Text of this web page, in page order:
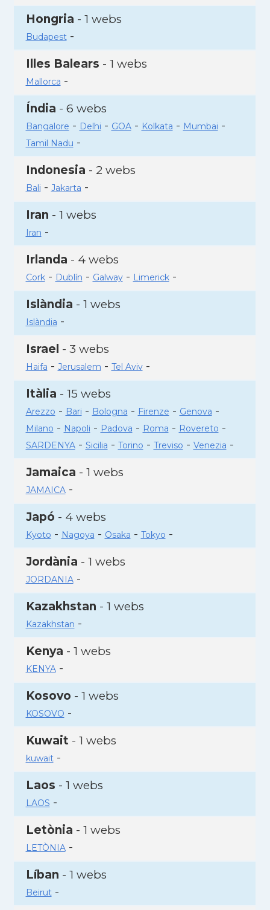
Hongria - 1 webs
Budapest-
Illes Balears - 1 webs
Mallorca -
Índia - 6 webs
Bangalore - Delhi - GOA- Kolkata - Mumbai -
Tamil Nadu -
Indonesia - 2 webs
Bali - Jakarta -
Iran - 1 webs
Iran -
Irlanda - 4 webs
Cork- Dublín - Galway- Limerick-
Islàndia - 1 webs
Islàndia -
Israel - 3 webs
Haifa - Jerusalem - Tel Aviv-
Itàlia - 15 webs
Arezzo - Bari - Bologna - Firenze - Genova -
Milano - Napoli - Padova - Roma - Rovereto -
SARDENYA- Sicilia - Torino - Treviso - Venezia -
Jamaica - 1 webs
JAMAICA-
Japó - 4 webs
Kyoto - Nagoya - Osaka - Tokyo -
Jordània - 1 webs
JORDANIA-
Kazakhstan - 1 webs
Kazakhstan -
Kenya - 1 webs
KENYA-
Kosovo - 1 webs
KOSOVO -
Kuwait - 1 webs
kuwait-
Laos - 1 webs
LAOS -
Letònia - 1 webs
LETÒNIA-
Líban - 1 webs
Beirut-